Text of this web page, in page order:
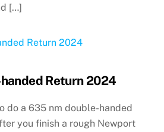
[…]
Return 2024
do a 635 nm double-handed
you finish a rough Newport